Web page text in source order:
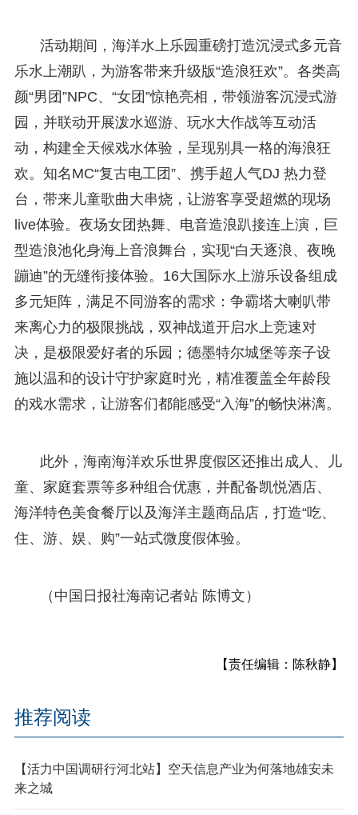
活动期间，海洋水上乐园重磅打造沉浸式多元音
乐水上潮趴，为游客带来升级版“造浪狂欢”。各类高
颜“男团”NPC、“女团”惊艳亮相，带领游客沉浸式游
园，并联动开展泼水巡游、玩水大作战等互动活
动，构建全天候戏水体验，呈现别具一格的海浪狂
欢。知名MC“复古电工团”、携手超人气DJ 热力登
台，带来儿童歌曲大串烧，让游客享受超燃的现场
live体验。夜场女团热舞、电音造浪趴接连上演，巨
型造浪池化身海上音浪舞台，实现“白天逐浪、夜晚
蹦迪”的无缝衔接体验。16大国际水上游乐设备组成
多元矩阵，满足不同游客的需求：争霸塔大喇叭带
来离心力的极限挑战，双神战道开启水上竞速对
决，是极限爱好者的乐园；德墨特尔城堡等亲子设
施以温和的设计守护家庭时光，精准覆盖全年龄段
的戏水需求，让游客们都能感受“入海”的畅快淋漓。
此外，海南海洋欢乐世界度假区还推出成人、儿
童、家庭套票等多种组合优惠，并配备凯悦酒店、
海洋特色美食餐厅以及海洋主题商品店，打造“吃、
住、游、娱、购”一站式微度假体验。
（中国日报社海南记者站 陈博文）
【责任编辑：陈秋静】
推荐阅读
【活力中国调研行河北站】空天信息产业为何落地雄安未
来之城